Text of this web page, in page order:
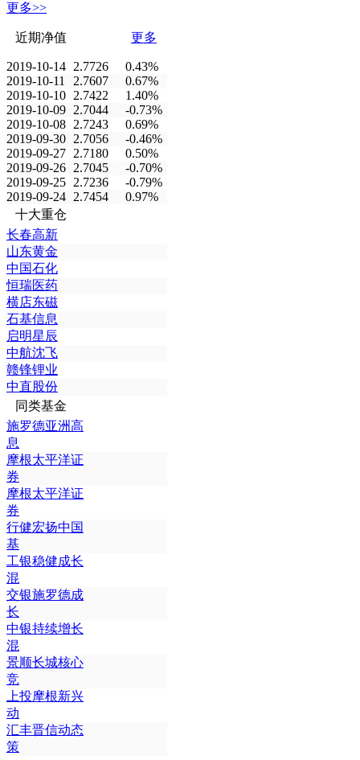
更多>>
近期净值 更多
2019-10-14 2.7726
0.43%
2019-10-11
2.7607
0.67%
2019-10-10 2.7422
1.40%
2019-10-09 2.7044
-0.73%
2019-10-08 2.7243
0.69%
2019-09-30 2.7056
-0.46%
2019-09-27 2.7180
0.50%
2019-09-26 2.7045
-0.70%
2019-09-25 2.7236
-0.79%
2019-09-24 2.7454
0.97%
十大重仓
长春高新
山东黄金
中国石化
恒瑞医药
横店东磁
石基信息
启明星辰
中航沈飞
赣锋锂业
中直股份
同类基金
施罗德亚洲高
息
摩根太平洋证
券
摩根太平洋证
券
行健宏扬中国
基
工银稳健成长
混
交银施罗德成
长
中银持续增长
混
景顺长城核心
竞
上投摩根新兴
动
汇丰晋信动态
策